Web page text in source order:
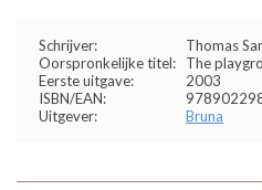
Schrijver:
Thomas
Oorspronkelijke titel:
The
Eerste uitgave:
2003
ISBN/EAN:
Uitgever:
Bruna